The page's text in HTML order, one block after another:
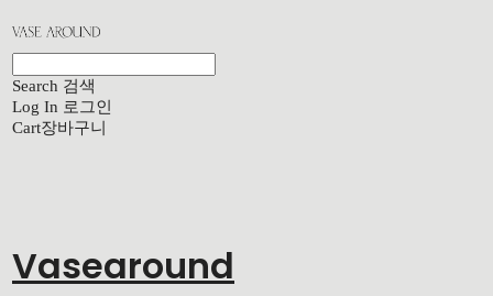
Search 검색
Log In 로그인
Cart장바구니
Vasearound